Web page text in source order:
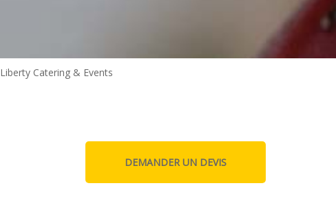
Liberty Catering & Events